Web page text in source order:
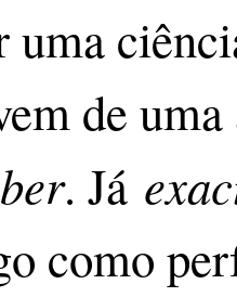
uma
de
. Já
como